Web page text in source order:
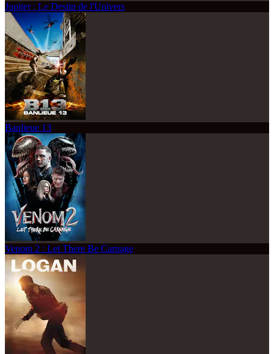
Jupiter : Le Destin de l'Univers
Banlieue 13
Venom 2 : Let There Be Carnage